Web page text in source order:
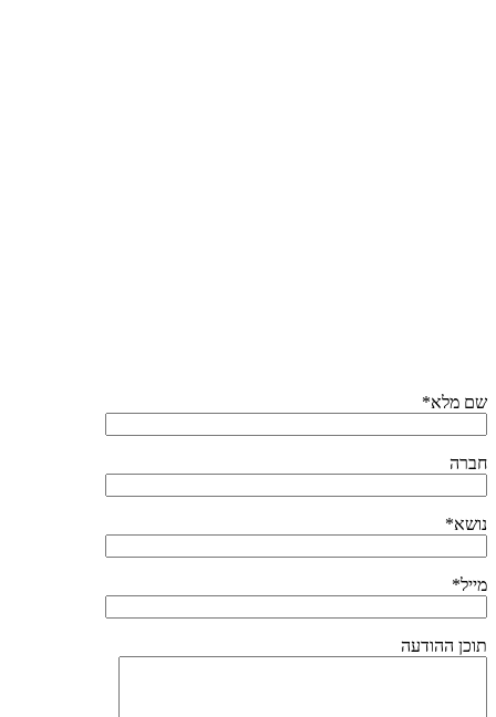
שם מלא*
חברה
נושא*
מייל*
תוכן ההודעה